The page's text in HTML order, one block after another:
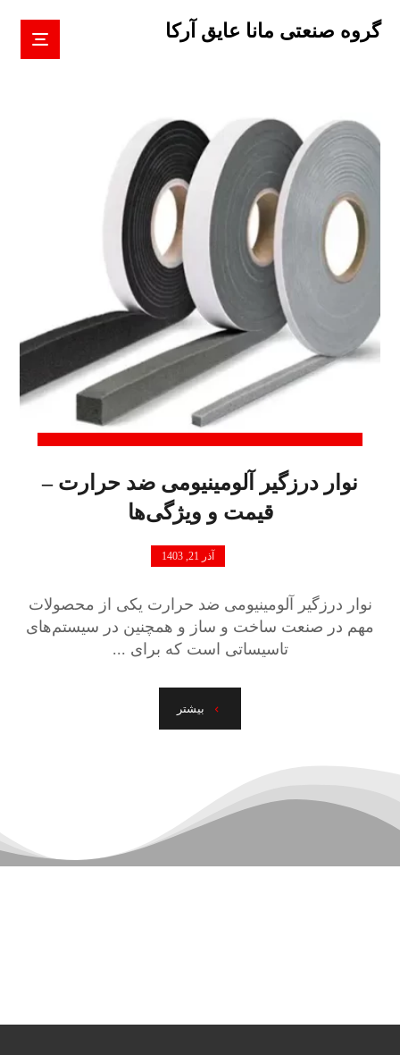
گروه صنعتی مانا عایق آرکا
نوار درزگیر آلومینیومی ضد حرارت –
قیمت و ویژگی‌ها
آذر 21, 1403
نوار درزگیر آلومینیومی ضد حرارت یکی از محصولات
مهم در صنعت ساخت و ساز و همچنین در سیستم‌های
تاسیساتی است که برای ...
بیشتر